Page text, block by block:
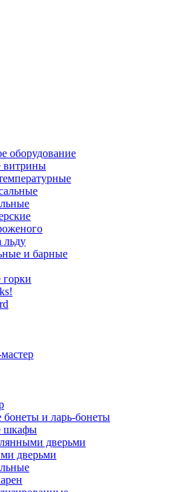
оборудование
витрины
льду
и барные
и ларь-бонеты
шкафы
дверьми
дверьми